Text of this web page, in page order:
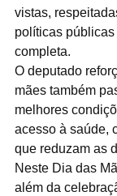
vistas,
políticas públicas
completa.
O deputado
mães também
melhores
acesso à saúde,
que reduzam as
Neste Dia das
além da